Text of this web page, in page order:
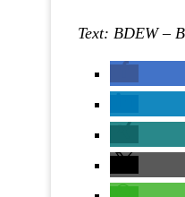
Text: BDEW –